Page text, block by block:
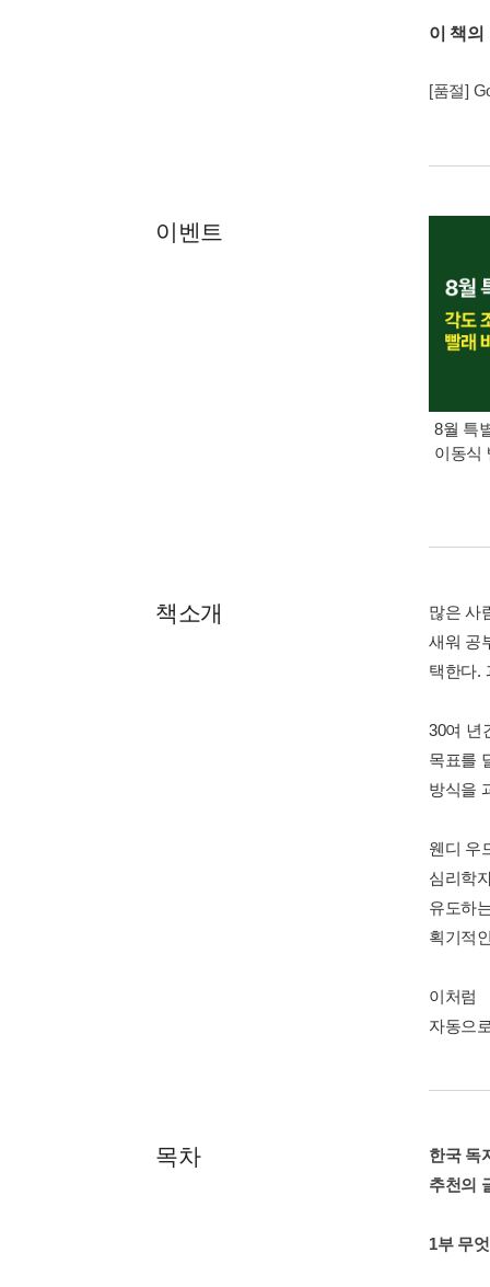
이 책의
[품절]
이벤트
8월 특
이동식
책소개
많은 사
새워 공
택한다.
30여 년
목표를
방식을
웬디 우
심리학
유도하
획기적
이처럼
자동으
목차
한국 독
추천의
1부 무